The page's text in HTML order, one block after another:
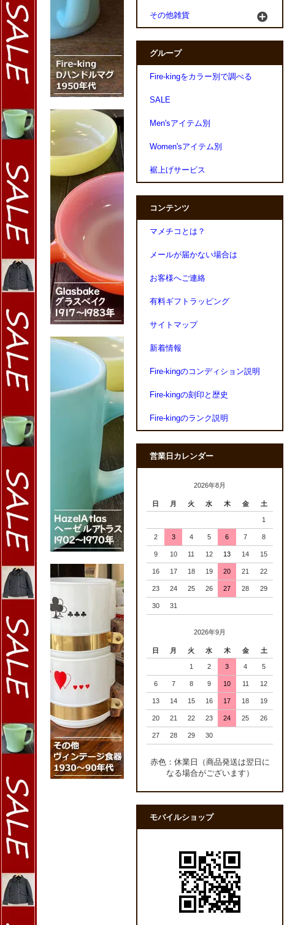
その他雑貨
グループ
Fire-kingをカラー別で調べる
SALE
Men'sアイテム別
Women'sアイテム別
裾上げサービス
コンテンツ
マメチコとは？
メールが届かない場合は
お客様へご連絡
有料ギフトラッピング
サイトマップ
新着情報
Fire-kingのコンディション説明
Fire-kingの刻印と歴史
Fire-kingのランク説明
営業日カレンダー
2026年8月
日 月 火 水 木 金 土
1
2 3 4 5 6 7 8
9 10 11 12 13 14 15
16 17 18 19 20 21 22
23 24 25 26 27 28 29
30 31
2026年9月
日 月 火 水 木 金 土
1 2 3 4 5
6 7 8 9 10 11 12
13 14 15 16 17 18 19
20 21 22 23 24 25 26
27 28 29 30
赤色：休業日（商品発送は翌日に
なる場合がございます）
モバイルショップ